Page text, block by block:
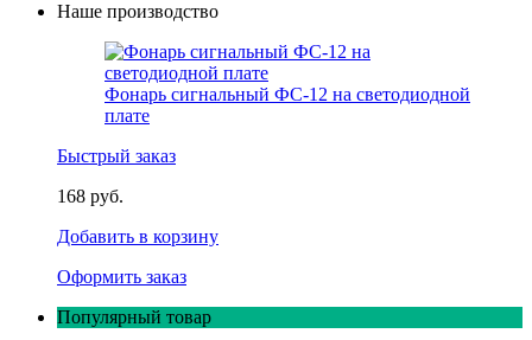
Наше производство
Фонарь сигнальный ФС-12 на светодиодной
плате
Быстрый заказ
168 руб.
Добавить в корзину
Оформить заказ
Популярный товар